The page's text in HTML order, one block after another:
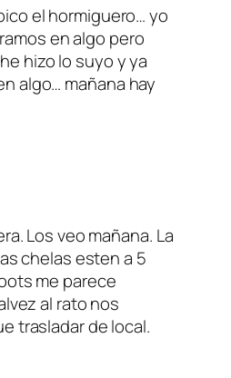
el hormiguero… yo
en algo pero
hizo lo suyo y ya
algo… mañana hay
Los veo mañana. La
chelas esten a 5
me parece
al rato nos
trasladar de local.